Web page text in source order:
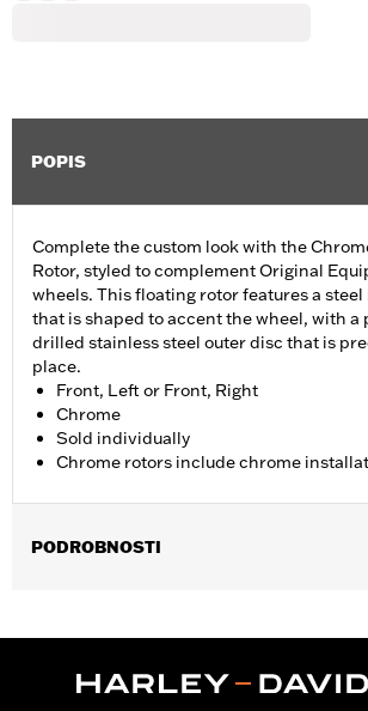
POPIS
Complete the custom look with the
Rotor, styled to complement Original
wheels. This floating rotor features a
that is shaped to accent the wheel, with a
drilled stainless steel outer disc that is
place.
Front, Left or Front, Right
Chrome
Sold individually
Chrome rotors include chrome
PODROBNOSTI
FLHXU and FLTRXRRSE) and '09-later
Original equipment or accessory wheel with